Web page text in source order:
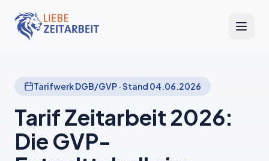
Tarifwerk DGB/GVP · Stand 04.06.2026
Tarif Zeitarbeit 2026:
Die GVP-